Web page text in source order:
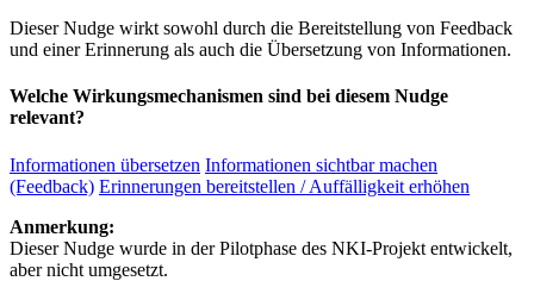
Dieser Nudge wirkt sowohl durch die Bereitstellung von Feedback
und einer Erinnerung als auch die Übersetzung von Informationen.
Welche Wirkungsmechanismen sind bei diesem Nudge
relevant?
Informationen übersetzen Informationen sichtbar machen
(Feedback) Erinnerungen bereitstellen / Auffälligkeit erhöhen
Anmerkung:
Dieser Nudge wurde in der Pilotphase des NKI-Projekt entwickelt,
aber nicht umgesetzt.